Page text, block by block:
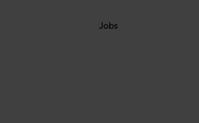
Jobs